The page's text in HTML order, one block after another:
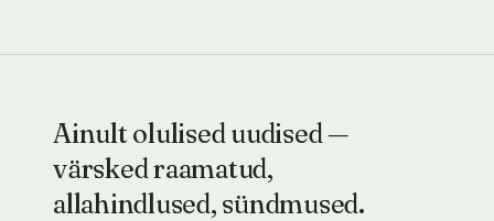
Ainult olulised uudised —
värsked raamatud,
allahindlused, sündmused.